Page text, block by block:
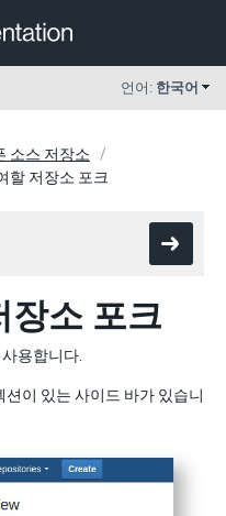
언어: 한국어
소스 저장소
할 저장소 포크
장소 포크
용합니다.
션이 있는 사이드 바가 있습니